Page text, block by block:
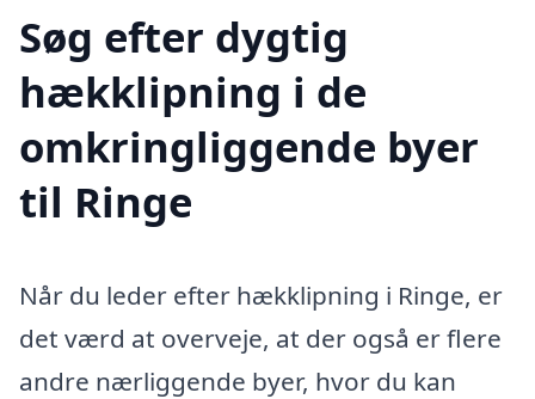
Søg efter dygtig
hækklipning i de
omkringliggende byer
til Ringe
Når du leder efter hækklipning i Ringe, er
det værd at overveje, at der også er flere
andre nærliggende byer, hvor du kan